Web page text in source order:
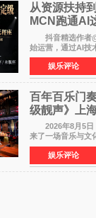
从资源扶持
MCN跑通AI
抖音精选作者@
始运营，通过AI技
的故事，凭借强情
布仅21小时便获得
此后，账号持续沿
娱乐评论
百年百乐门
级靓声》上
2026年8月5日
来了一场音乐与
国励志音乐公益节
仪式在此隆重举行
齐聚一堂，共同
娱乐评论